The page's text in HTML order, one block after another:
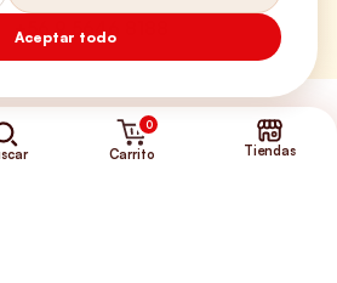
+56 9 5646 8188
0
Carrito Tiendas
Aceptar todo